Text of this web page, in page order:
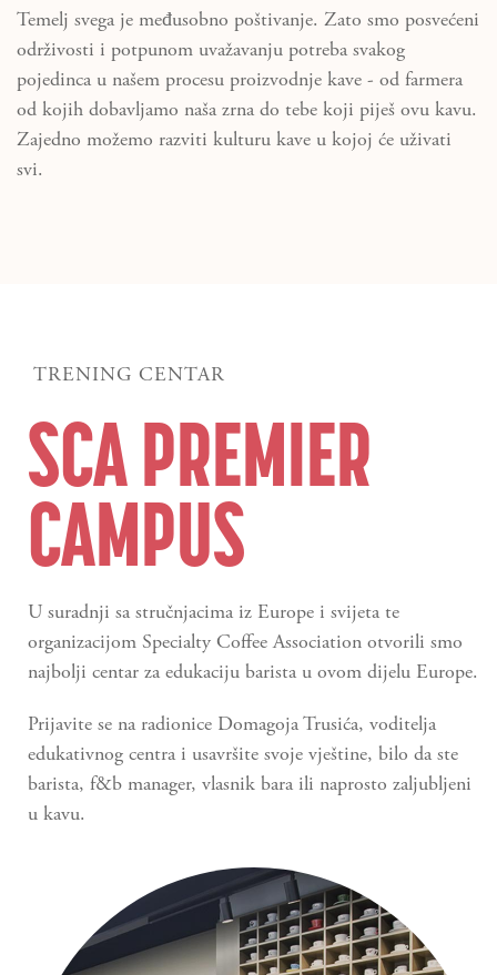
Temelj svega je međusobno poštivanje. Zato smo posvećeni
održivosti i potpunom uvažavanju potreba svakog
pojedinca u našem procesu proizvodnje kave - od farmera
od kojih dobavljamo naša zrna do tebe koji piješ ovu kavu.
Zajedno možemo razviti kulturu kave u kojoj će uživati
svi.
TRENING CENTAR
SCA PREMIER
CAMPUS
U suradnji sa stručnjacima iz Europe i svijeta te
organizacijom Specialty Coffee Association otvorili smo
najbolji centar za edukaciju barista u ovom dijelu Europe.
Prijavite se na radionice Domagoja Trusića, voditelja
edukativnog centra i usavršite svoje vještine, bilo da ste
barista, f&b manager, vlasnik bara ili naprosto zaljubljeni
u kavu.